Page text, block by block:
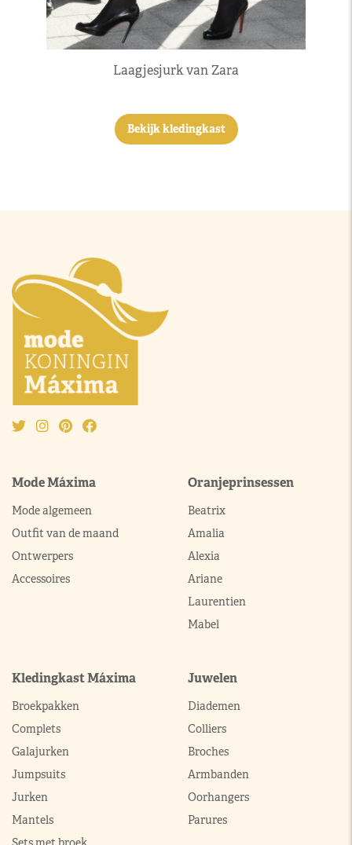
Laagjesjurk van Zara
Bekijk kledingkast
Mode Máxima
Mode algemeen
Outfit van de maand
Ontwerpers
Accessoires
Oranjeprinsessen
Beatrix
Amalia
Alexia
Ariane
Laurentien
Mabel
Kledingkast Máxima
Broekpakken
Complets
Galajurken
Jumpsuits
Jurken
Mantels
Juwelen
Diademen
Colliers
Broches
Armbanden
Oorhangers
Parures